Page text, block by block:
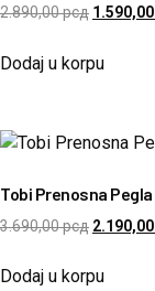
2.890,00рсд 1.590,00
Dodaj u korpu
Tobi Prenosna Pegla
3.690,00рсд 2.190,00
Dodaj u korpu